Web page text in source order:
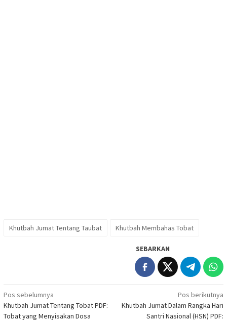
Khutbah Jumat Tentang Taubat Khutbah Membahas Tobat
SEBARKAN
Navigasi
pos
Pos sebelumnya
Khutbah Jumat Tentang Tobat PDF:
Tobat yang Menyisakan Dosa
Pos berikutnya
Khutbah Jumat Dalam Rangka Hari
Santri Nasional (HSN) PDF: